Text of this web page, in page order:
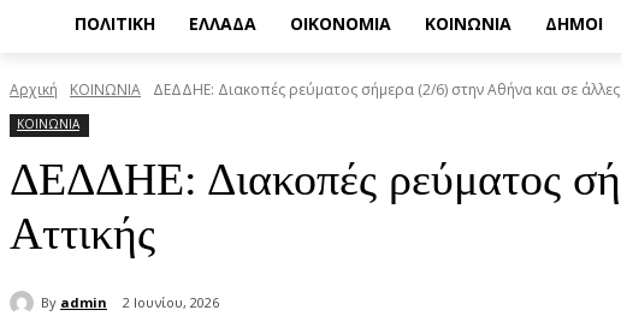
ΠΟΛΙΤΙΚΗ ΕΛΛΑΔΑ ΟΙΚΟΝΟΜΙΑ ΚΟΙΝΩΝΙΑ ΔΗΜΟΙ
Αρχική ΚΟΙΝΩΝΙΑ ΔΕΔΔΗΕ: Διακοπές ρεύματος σήμερα (2/6) στην Αθήνα και σε άλλες
ΚΟΙΝΩΝΙΑ
ΔΕΔΔΗΕ: Διακοπές ρεύματος
Αττικής
By admin 2 Ιουνίου, 2026